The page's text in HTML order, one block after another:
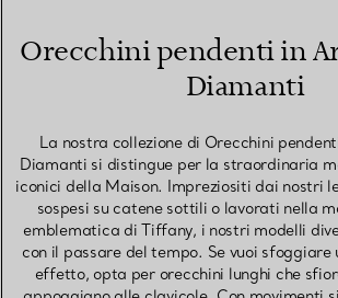
Orecchini pendenti in
Diamanti
La nostra collezione di Orecchini
Diamanti si distingue per la straordinaria
iconici della Maison. Impreziositi dai nostri
sospesi su catene sottili o lavorati nella
emblematica di Tiffany, i nostri modelli
con il passare del tempo. Se vuoi sfoggiare
effetto, opta per orecchini lunghi che